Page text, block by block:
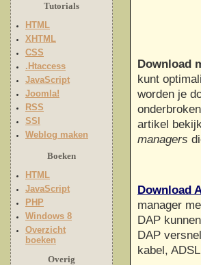
Download
kunt
worden je
artikel
managers
Download
manager
DAP
DAP
kabel,
Tutorials
HTML
XHTML
CSS
.Htaccess
JavaScript
Joomla!
RSS
SSI
Weblog maken
Boeken
HTML
JavaScript
PHP
Windows 8
Overzicht
boeken
Overig